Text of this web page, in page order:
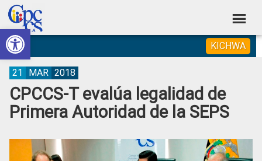
Abrir barra de herramientas
Skip
to
primary
navigation
Skip
to
main
content
Skip
to
primary
sidebar
Skip
to
footer
Consejo
de
Participación
Ciudadana
Control
Social
Construyendo
Poder
Ciudadano
KICHWA
CPCCS-T evalúa legalidad de
Primera Autoridad de la SEPS
21 MAR 2018